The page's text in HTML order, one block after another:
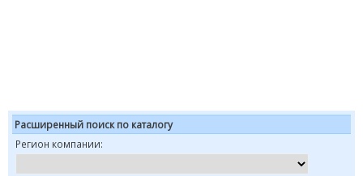
Расширенный поиск по каталогу
Регион компании: